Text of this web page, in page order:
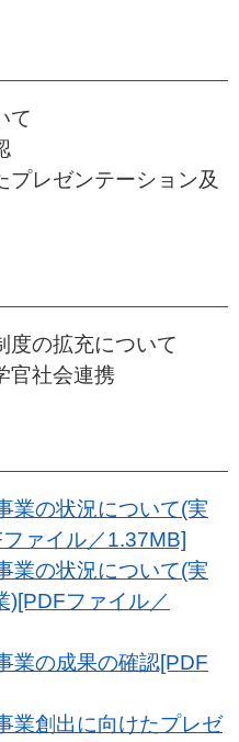
て
プレゼンテーション及
度の拡充について
官社会連携
の状況について(実
ァイル／1.37MB]
の状況について(実
)[PDFファイル／
の成果の確認[PDF
創出に向けたプレゼ